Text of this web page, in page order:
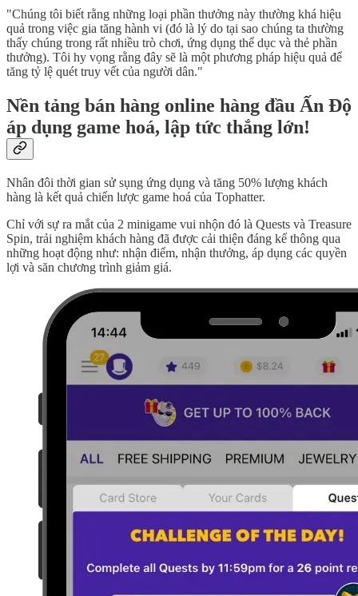
"Chúng tôi biết rằng những loại phần thưởng này thường khá hiệu
quả trong việc gia tăng hành vi (đó là lý do tại sao chúng ta thường
thấy chúng trong rất nhiều trò chơi, ứng dụng thể dục và thẻ phần
thưởng). Tôi hy vọng rằng đây sẽ là một phương pháp hiệu quả để
tăng tỷ lệ quét truy vết của người dân."
Nền tảng bán hàng online hàng đầu Ấn Độ
áp dụng game hoá, lập tức thắng lớn!
Nhân đôi thời gian sử sụng ứng dụng và tăng 50% lượng khách
hàng là kết quả chiến lược game hoá của Tophatter.
Chỉ với sự ra mắt của 2 minigame vui nhộn đó là Quests và Treasure
Spin, trải nghiệm khách hàng đã được cải thiện đáng kể thông qua
những hoạt động như: nhận điểm, nhận thưởng, áp dụng các quyền
lợi và săn chương trình giảm giá.